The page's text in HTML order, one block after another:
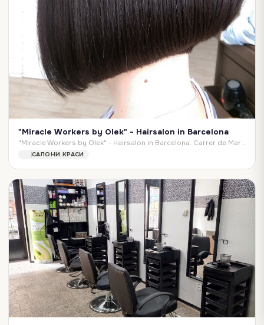
"Miracle Workers by Olek" - Hairsalon in Barcelona
"Miracle Workers by Olek" - Hairsalon in Barcelona. Carrer de Marià Cubí, 57, Local 2, Sarrià-Sant Gervasi, 08006 Barcelona, Spain
САЛОНИ КРАСИ